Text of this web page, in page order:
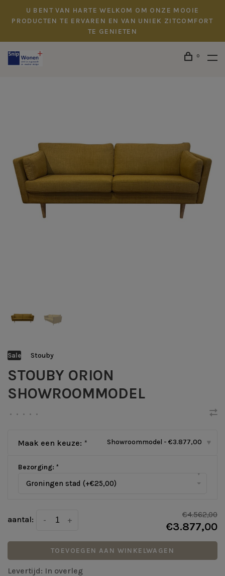
U BENT VAN HARTE WELKOM OM ONZE MOOIE
PRODUCTEN TE ERVAREN EN VAN UNIEK ZITCOMFORT
TE GENIETEN
0
Sale Stouby
STOUBY ORION
SHOWROOMMODEL
• • • • •
Maak een keuze: * Showroommodel - €3.877,00 ▾
Bezorging: *
Groningen stad (+€25,00)
▾
aantal: +
-
€4.562,00
€3.877,00
TOEVOEGEN AAN WINKELWAGEN
Levertijd: In overleg